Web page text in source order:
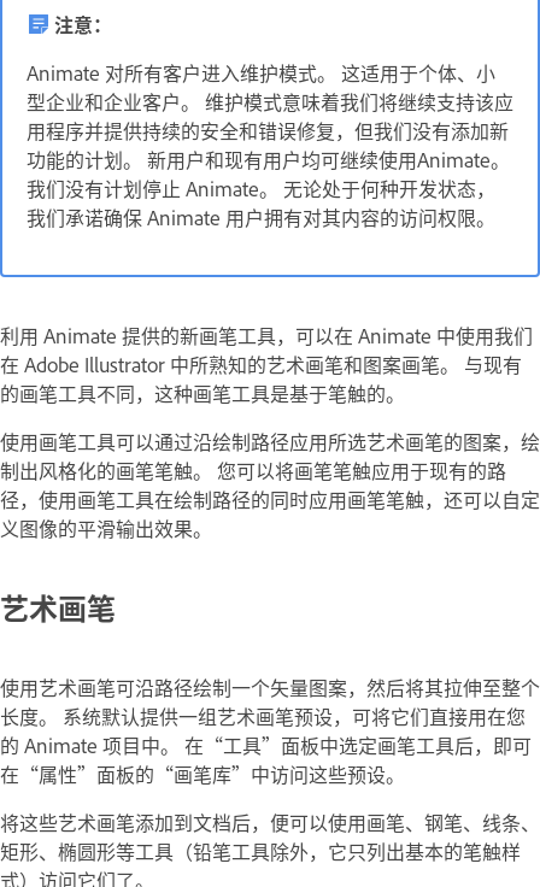
注意：
Animate 对所有客户进入维护模式。 这适用于个体、小
型企业和企业客户。 维护模式意味着我们将继续支持该应
用程序并提供持续的安全和错误修复，但我们没有添加新
功能的计划。 新用户和现有用户均可继续使用Animate。
我们没有计划停止 Animate。 无论处于何种开发状态，
我们承诺确保 Animate 用户拥有对其内容的访问权限。
利用 Animate 提供的新画笔工具，可以在 Animate 中使用我们
在 Adobe Illustrator 中所熟知的艺术画笔和图案画笔。 与现有
的画笔工具不同，这种画笔工具是基于笔触的。
使用画笔工具可以通过沿绘制路径应用所选艺术画笔的图案，绘
制出风格化的画笔笔触。 您可以将画笔笔触应用于现有的路
径，使用画笔工具在绘制路径的同时应用画笔笔触，还可以自定
义图像的平滑输出效果。
艺术画笔
使用艺术画笔可沿路径绘制一个矢量图案，然后将其拉伸至整个
长度。 系统默认提供一组艺术画笔预设，可将它们直接用在您
的 Animate 项目中。 在“工具”面板中选定画笔工具后，即可
在“属性”面板的“画笔库”中访问这些预设。
将这些艺术画笔添加到文档后，便可以使用画笔、钢笔、线条、
矩形、椭圆形等工具（铅笔工具除外，它只列出基本的笔触样
式）访问它们了。